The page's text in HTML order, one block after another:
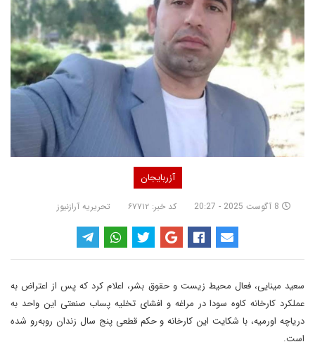
آزربایجان
8 آگوست 2025 - 20:27 کد خبر: ۶۷۷۱۲ تحریریه آرازنیوز
سعید مینایی، فعال محیط زیست و حقوق بشر، اعلام کرد که پس از اعتراض به
عملکرد کارخانه کاوه سودا در مراغه و افشای تخلیه پساب صنعتی این واحد به
دریاچه اورمیه، با شکایت این کارخانه و حکم قطعی پنج سال زندان روبه‌رو شده
است.